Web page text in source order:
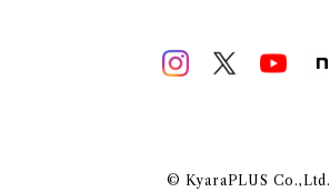
© KyaraPLUS Co.,Ltd.